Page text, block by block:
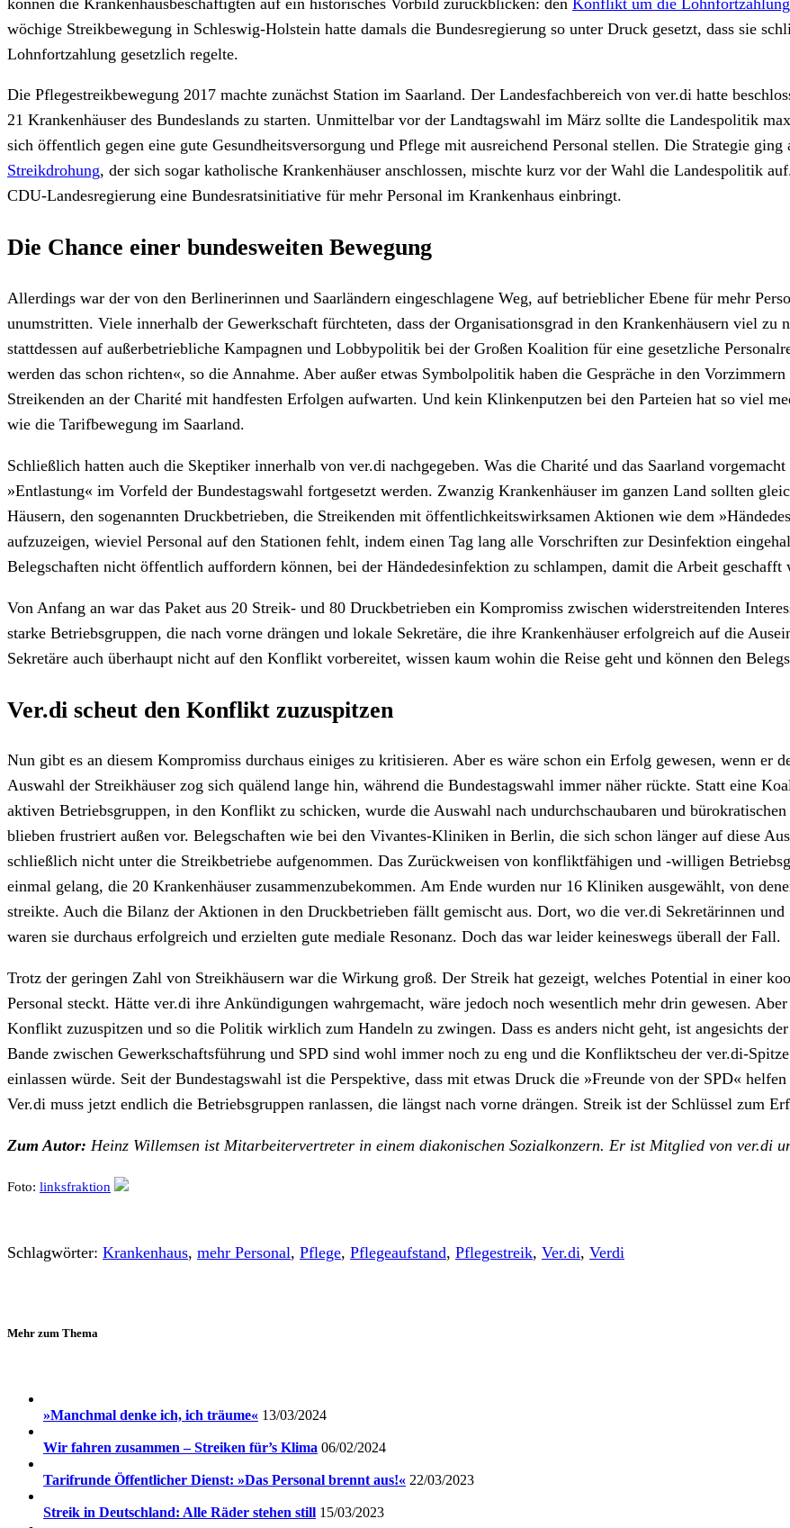
wöchige Streikbewegung in Schleswig-Holstein hatte damals die Bundesregierung so unter Druck gesetzt, dass sie
Lohnfortzahlung gesetzlich regelte.
Die Pflegestreikbewegung 2017 machte zunächst Station im Saarland. Der Landesfachbereich von ver.di hatte
21 Krankenhäuser des Bundeslands zu starten. Unmittelbar vor der Landtagswahl im März sollte die Landespolitik
sich öffentlich gegen eine gute Gesundheitsversorgung und Pflege mit ausreichend Personal stellen. Die Strategie
Streikdrohung, der sich sogar katholische Krankenhäuser anschlossen, mischte kurz vor der Wahl die Landespolitik
CDU-Landesregierung eine Bundesratsinitiative für mehr Personal im Krankenhaus einbringt.
Die Chance einer bundesweiten Bewegung
Allerdings war der von den Berlinerinnen und Saarländern eingeschlagene Weg, auf betrieblicher Ebene für mehr
unumstritten. Viele innerhalb der Gewerkschaft fürchteten, dass der Organisationsgrad in den Krankenhäusern viel
stattdessen auf außerbetriebliche Kampagnen und Lobbypolitik bei der Großen Koalition für eine gesetzliche
werden das schon richten«, so die Annahme. Aber außer etwas Symbolpolitik haben die Gespräche in den
Streikenden an der Charité mit handfesten Erfolgen aufwarten. Und kein Klinkenputzen bei den Parteien hat so viel
wie die Tarifbewegung im Saarland.
Schließlich hatten auch die Skeptiker innerhalb von ver.di nachgegeben. Was die Charité und das Saarland
»Entlastung« im Vorfeld der Bundestagswahl fortgesetzt werden. Zwanzig Krankenhäuser im ganzen Land sollten
Häusern, den sogenannten Druckbetrieben, die Streikenden mit öffentlichkeitswirksamen Aktionen wie dem
aufzuzeigen, wieviel Personal auf den Stationen fehlt, indem einen Tag lang alle Vorschriften zur Desinfektion
Belegschaften nicht öffentlich auffordern können, bei der Händedesinfektion zu schlampen, damit die Arbeit geschafft
Von Anfang an war das Paket aus 20 Streik- und 80 Druckbetrieben ein Kompromiss zwischen widerstreitenden
starke Betriebsgruppen, die nach vorne drängen und lokale Sekretäre, die ihre Krankenhäuser erfolgreich auf die
Sekretäre auch überhaupt nicht auf den Konflikt vorbereitet, wissen kaum wohin die Reise geht und können den
Ver.di scheut den Konflikt zuzuspitzen
Nun gibt es an diesem Kompromiss durchaus einiges zu kritisieren. Aber es wäre schon ein Erfolg gewesen, wenn er
Auswahl der Streikhäuser zog sich quälend lange hin, während die Bundestagswahl immer näher rückte. Statt eine
aktiven Betriebsgruppen, in den Konflikt zu schicken, wurde die Auswahl nach undurchschaubaren und
blieben frustriert außen vor. Belegschaften wie bei den Vivantes-Kliniken in Berlin, die sich schon länger auf diese
schließlich nicht unter die Streikbetriebe aufgenommen. Das Zurückweisen von konfliktfähigen und -willigen
einmal gelang, die 20 Krankenhäuser zusammenzubekommen. Am Ende wurden nur 16 Kliniken ausgewählt, von
streikte. Auch die Bilanz der Aktionen in den Druckbetrieben fällt gemischt aus. Dort, wo die ver.di Sekretärinnen
waren sie durchaus erfolgreich und erzielten gute mediale Resonanz. Doch das war leider keineswegs überall der Fall.
Trotz der geringen Zahl von Streikhäusern war die Wirkung groß. Der Streik hat gezeigt, welches Potential in einer
Personal steckt. Hätte ver.di ihre Ankündigungen wahrgemacht, wäre jedoch noch wesentlich mehr drin gewesen.
Konflikt zuzuspitzen und so die Politik wirklich zum Handeln zu zwingen. Dass es anders nicht geht, ist angesichts
Bande zwischen Gewerkschaftsführung und SPD sind wohl immer noch zu eng und die Konfliktscheu der ver.di-
einlassen würde. Seit der Bundestagswahl ist die Perspektive, dass mit etwas Druck die »Freunde von der SPD«
Ver.di muss jetzt endlich die Betriebsgruppen ranlassen, die längst nach vorne drängen. Streik ist der Schlüssel zum
Zum Autor: Heinz Willemsen ist Mitarbeitervertreter in einem diakonischen Sozialkonzern. Er ist Mitglied von ver.di
Foto: linksfraktion
Schlagwörter: Krankenhaus, mehr Personal, Pflege, Pflegeaufstand, Pflegestreik, Ver.di, Verdi
Mehr zum Thema
»Manchmal denke ich, ich träume« 13/03/2024
Wir fahren zusammen – Streiken für’s Klima 06/02/2024
Tarifrunde Öffentlicher Dienst: »Das Personal brennt aus!« 22/03/2023
Streik in Deutschland: Alle Räder stehen still 15/03/2023